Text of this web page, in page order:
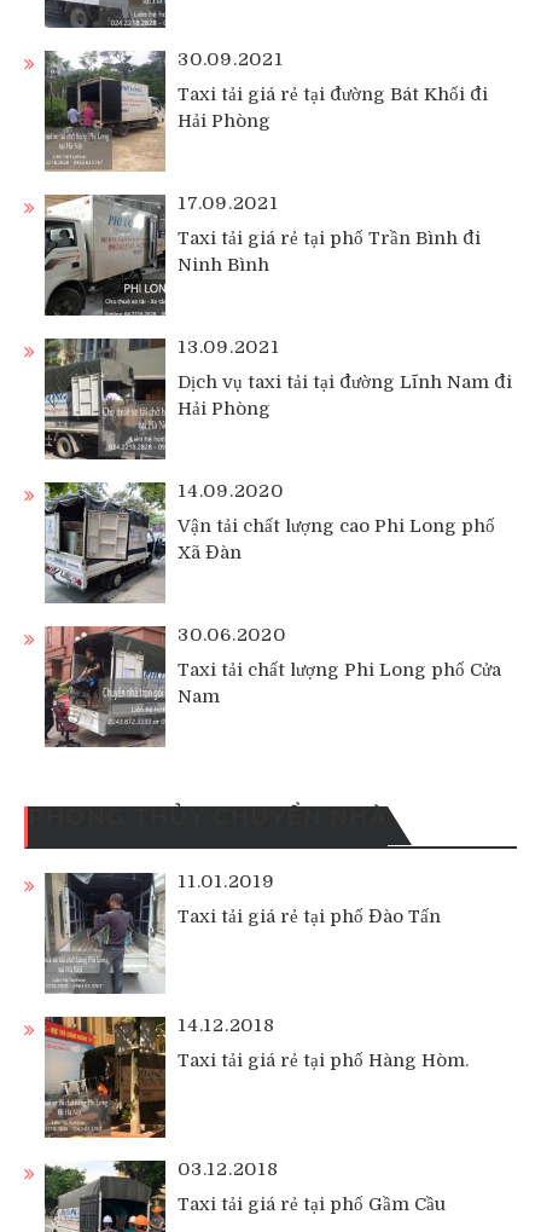
30.09.2021
Taxi tải giá rẻ tại đường Bát Khối đi
Hải Phòng
17.09.2021
Taxi tải giá rẻ tại phố Trần Bình đi
Ninh Bình
13.09.2021
Dịch vụ taxi tải tại đường Lĩnh Nam đi
Hải Phòng
14.09.2020
Vận tải chất lượng cao Phi Long phố
Xã Đàn
30.06.2020
Taxi tải chất lượng Phi Long phố Cửa
Nam
PHONG THỦY CHUYỂN NHÀ
11.01.2019
Taxi tải giá rẻ tại phố Đào Tấn
14.12.2018
Taxi tải giá rẻ tại phố Hàng Hòm.
03.12.2018
Taxi tải giá rẻ tại phố Gầm Cầu